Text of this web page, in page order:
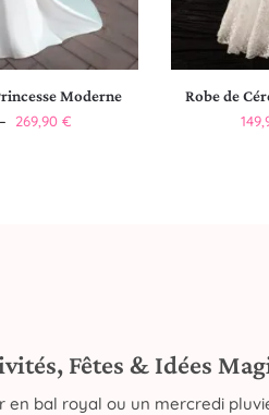
Moderne
– 269,90 €
Robe de
Fêtes & Idées
en bal royal ou un mercredi